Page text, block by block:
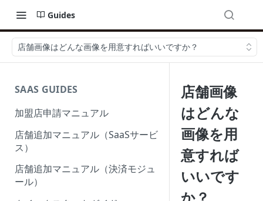
Guides
店舗画像はどんな画像を用意すればいいですか？
SAAS GUIDES
加盟店申請マニュアル
店舗追加マニュアル（SaaSサービ
ス）
店舗追加マニュアル（決済モジュ
ール）
店舗画像
はどんな
画像を用
意すれば
いいです